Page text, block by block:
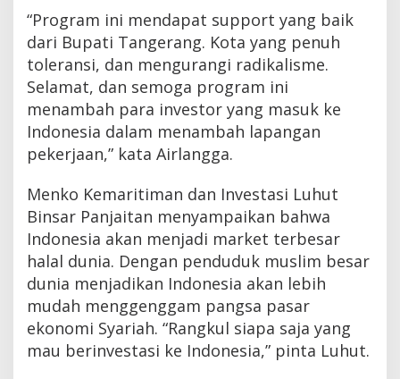
“Program ini mendapat support yang baik
dari Bupati Tangerang. Kota yang penuh
toleransi, dan mengurangi radikalisme.
Selamat, dan semoga program ini
menambah para investor yang masuk ke
Indonesia dalam menambah lapangan
pekerjaan,” kata Airlangga.
Menko Kemaritiman dan Investasi Luhut
Binsar Panjaitan menyampaikan bahwa
Indonesia akan menjadi market terbesar
halal dunia. Dengan penduduk muslim besar
dunia menjadikan Indonesia akan lebih
mudah menggenggam pangsa pasar
ekonomi Syariah. “Rangkul siapa saja yang
mau berinvestasi ke Indonesia,” pinta Luhut.